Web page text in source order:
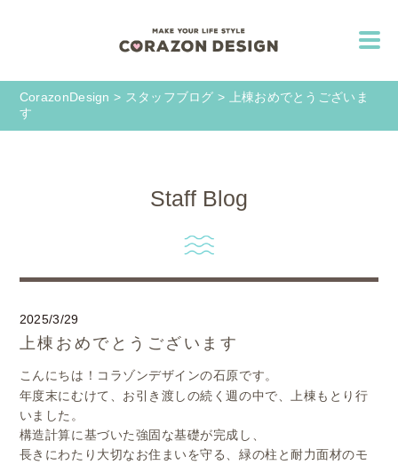
CorazonDesign > スタッフブログ >
上棟おめでとうございま
す
Staff Blog
2025/3/29
上棟おめでとうございます
こんにちは！コラゾンデザインの石原です。
年度末にむけて、お引き渡しの続く週の中で、上棟もとり行
いました。
構造計算に基づいた強固な基礎が完成し、
長きにわたり大切なお住まいを守る、緑の柱と耐力面材のモ